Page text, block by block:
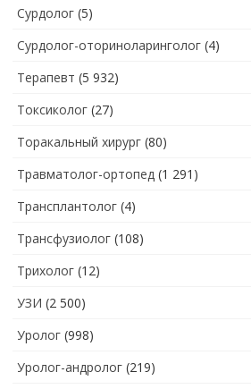
Сурдолог (5)
Сурдолог-оториноларинголог (4)
Терапевт (5 932)
Токсиколог (27)
Торакальный хирург (80)
Травматолог-ортопед (1 291)
Трансплантолог (4)
Трансфузиолог (108)
Трихолог (12)
УЗИ (2 500)
Уролог (998)
Уролог-андролог (219)